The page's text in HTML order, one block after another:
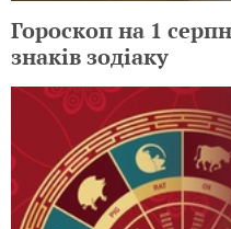
Гороскоп на 1
знаків зодіаку